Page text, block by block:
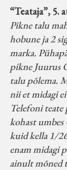
“Teataja”, 5.
Pikne talu
hobune ja 2
marka.
pikne Juurus
talu põlema.
nii et midagi
Telefoni
kohast
kuid kella 1/
enam midagi
ainult mõned